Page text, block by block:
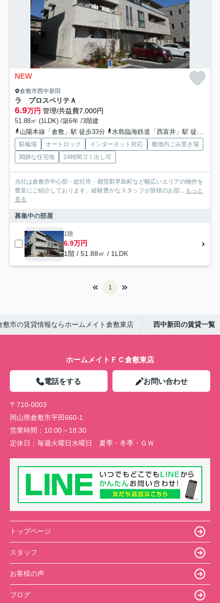
NEW
倉敷市西中新田
ラ プロスペリテＡ
6.9万円 管理/共益費7,000円
51.88㎡ (1LDK) /築6年 /3階建
山陽本線「倉敷」駅 徒歩33分
水島臨海鉄道「西富井」駅 徒歩27分
駐輪場 オートロック インターネット対応
敷地内ごみ置き場
閑静な住宅地
24時間ゴミ出し可
当社は倉敷市中心部・総社市・都窪郡早島町など幅広いエリアの物件を
豊富にご紹介しております。経験豊かなスタッフが皆様のお部...
もっと
見る
募集中の部屋
1階
6.9万円
1階 / 51.88㎡ / 1LDK
1
敷市の賃貸情報ならホームメイト倉敷東店 西中新田の賃貸一覧
ホームメイトＦＣ倉敷東店
電話をする お問い合わせ
〒710-0003
岡山県倉敷市平田660-1
営業時間： 10:00～18:30
定休日： 毎週火曜日水曜日 夏季・冬季・ＧＷ
トップページ
スタッフ
お客様の声
ブログ